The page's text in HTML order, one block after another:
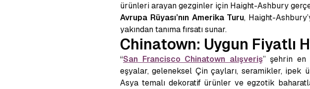
ürünleri arayan gezginler için Haight-Ashbury
Avrupa Rüyası’nın Amerika Turu, Haight-
yakından tanıma fırsatı sunar.
Chinatown: Uygun Fiyatlı
“San Francisco Chinatown alışveriş” şehrin en
eşyalar, geleneksel Çin çayları, seramikler, ipek
Asya temalı dekoratif ürünler ve egzotik